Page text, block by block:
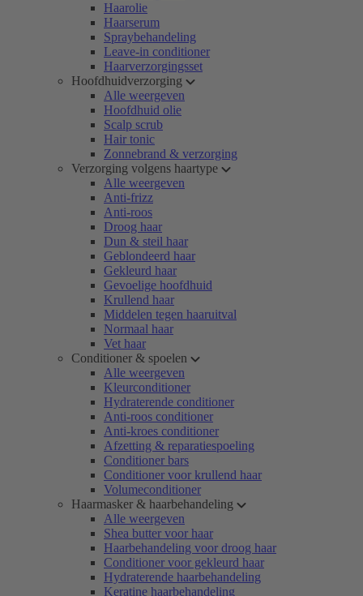
Haarolie
Haarserum
Spraybehandeling
Leave-in conditioner
Haarverzorgingsset
Hoofdhuidverzorging
Alle weergeven
Hoofdhuid olie
Scalp scrub
Hair tonic
Zonnebrand & verzorging
Verzorging volgens haartype
Alle weergeven
Anti-frizz
Anti-roos
Droog haar
Dun & steil haar
Geblondeerd haar
Gekleurd haar
Gevoelige hoofdhuid
Krullend haar
Middelen tegen haaruitval
Normaal haar
Vet haar
Conditioner & spoelen
Alle weergeven
Kleurconditioner
Hydraterende conditioner
Anti-roos conditioner
Anti-kroes conditioner
Afzetting & reparatiespoeling
Conditioner bars
Conditioner voor krullend haar
Volumeconditioner
Haarmasker & haarbehandeling
Alle weergeven
Shea butter voor haar
Haarbehandeling voor droog haar
Conditioner voor gekleurd haar
Hydraterende haarbehandeling
Keratine haarbehandeling